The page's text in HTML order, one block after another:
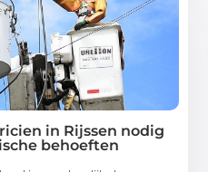
in Rijssen nodig
behoeften